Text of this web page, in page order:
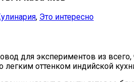
, Это интересно
для экспериментов из
оттенком индийской